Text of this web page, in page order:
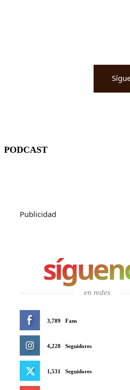
PODCAST
Publicidad
en redes
3,789 Fans
4,228 Seguidores
1,531 Seguidores